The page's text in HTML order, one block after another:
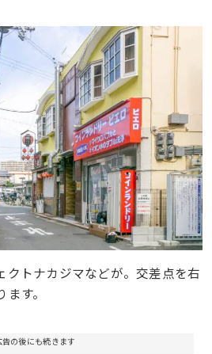
クトナカジマなどが。交差点を右
す。
告の後にも続きます